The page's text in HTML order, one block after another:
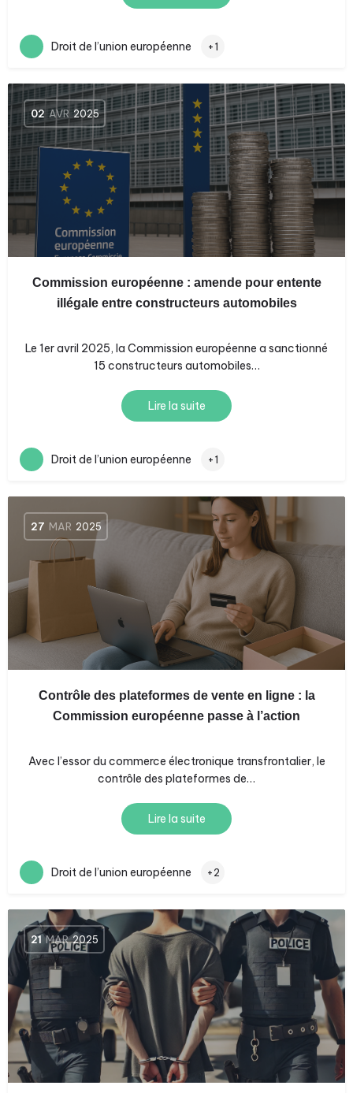
Droit de l’union européenne +1
02 AVR 2025
Commission européenne : amende pour entente
illégale entre constructeurs automobiles
Le 1er avril 2025, la Commission européenne a sanctionné
15 constructeurs automobiles…
Lire la suite
Droit de l’union européenne +1
27 MAR 2025
Contrôle des plateformes de vente en ligne : la
Commission européenne passe à l’action
Avec l’essor du commerce électronique transfrontalier, le
contrôle des plateformes de…
Lire la suite
Droit de l’union européenne +2
21 MAR 2025